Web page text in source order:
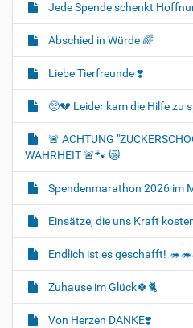
Jede Spende schenkt
Abschied in Würde 🌈
Liebe Tierfreunde ❣️
🥺💔 Leider kam die Hilfe zu
🚨 ACHTUNG
WAHRHEIT 🚨🐾 😿
Spendenmarathon 2026 im
Einsätze, die uns Kraft
Endlich ist es geschafft!
Zuhause im Glück🍀🐈‍
Von Herzen DANKE❣️